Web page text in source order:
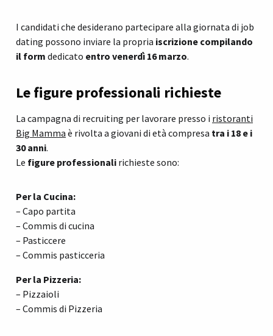
I candidati che desiderano partecipare alla giornata di job
dating possono inviare la propria iscrizione compilando
il form dedicato entro venerdì 16 marzo.
Le figure professionali richieste
La campagna di recruiting per lavorare presso i ristoranti
Big Mamma è rivolta a giovani di età compresa tra i 18 e i
30 anni.
Le figure professionali richieste sono:
Per la Cucina:
– Capo partita
– Commis di cucina
– Pasticcere
– Commis pasticceria
Per la Pizzeria:
– Pizzaioli
– Commis di Pizzeria